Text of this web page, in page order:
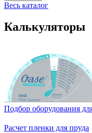
Весь каталог
Калькуляторы
Подбор оборудования
Расчет пленки для пруда